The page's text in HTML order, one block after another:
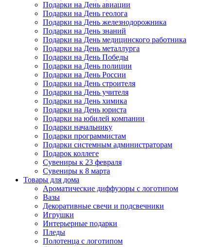
Подарки на День авиации
Подарки на День геолога
Подарки на День железнодорожника
Подарки на День знаний
Подарки на День медицинского работника
Подарки на День металлурга
Подарки на День Победы
Подарки на День полиции
Подарки на День России
Подарки на День строителя
Подарки на День учителя
Подарки на День химика
Подарки на День юриста
Подарки на юбилей компании
Подарки начальнику
Подарки программистам
Подарки системным администраторам
Подарок коллеге
Сувениры к 23 февраля
Сувениры к 8 марта
Товары для дома
Ароматические диффузоры с логотипом
Вазы
Декоративные свечи и подсвечники
Игрушки
Интерьерные подарки
Пледы
Полотенца с логотипом